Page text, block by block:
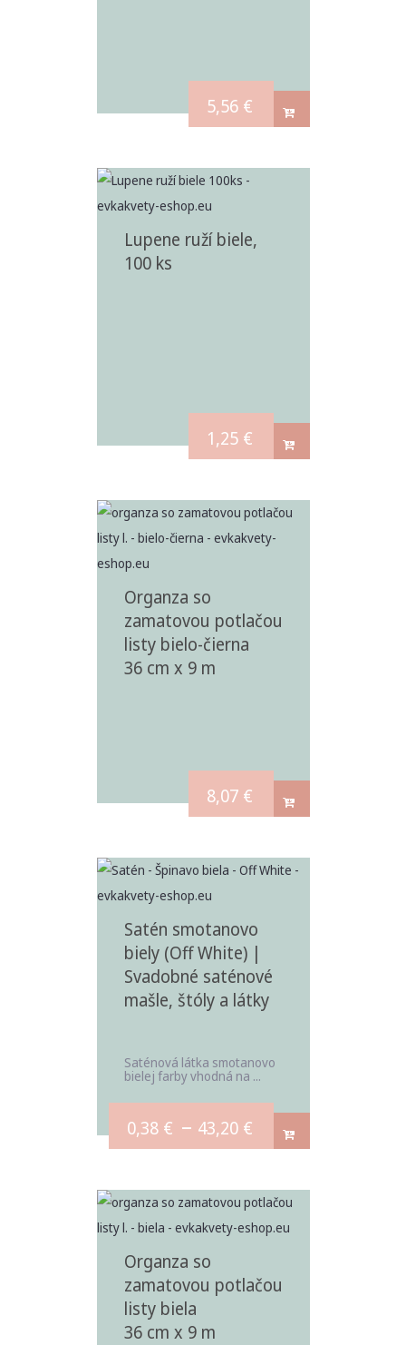
5,56 €
Lupene ruží biele,
100 ks
1,25 €
Organza so
zamatovou potlačou
listy bielo-čierna
36 cm x 9 m
8,07 €
Satén smotanovo
biely (Off White) |
Svadobné saténové
mašle, štóly a látky
Saténová látka smotanovo
bielej farby vhodná na ...
0,38 € – 43,20 €
Organza so
zamatovou potlačou
listy biela
36 cm x 9 m